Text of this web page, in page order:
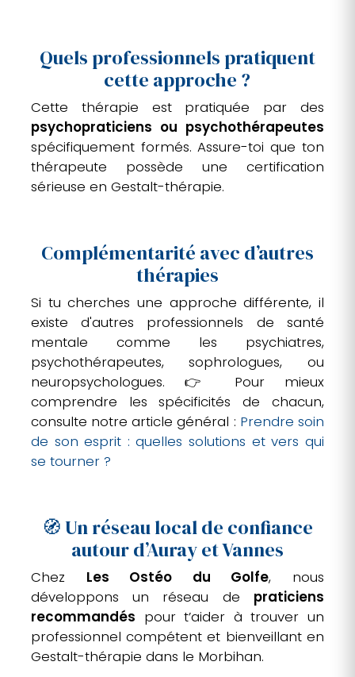
Quels professionnels pratiquent
cette approche ?
Cette thérapie est pratiquée par des
psychopraticiens ou psychothérapeutes
spécifiquement formés. Assure-toi que ton
thérapeute possède une certification
sérieuse en Gestalt-thérapie.
Complémentarité avec d’autres
thérapies
Si tu cherches une approche différente, il
existe d'autres professionnels de santé
mentale comme les psychiatres,
psychothérapeutes, sophrologues, ou
neuropsychologues. 👉 Pour mieux
comprendre les spécificités de chacun,
consulte notre article général : Prendre soin
de son esprit : quelles solutions et vers qui
se tourner ?
🧭 Un réseau local de confiance
autour d’Auray et Vannes
Chez Les Ostéo du Golfe, nous
développons un réseau de praticiens
recommandés pour t’aider à trouver un
professionnel compétent et bienveillant en
Gestalt-thérapie dans le Morbihan.